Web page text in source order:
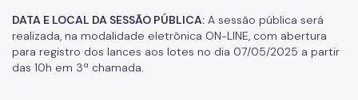
DATA E LOCAL DA SESSÃO PÚBLICA: A sessão pública será
realizada, na modalidade eletrônica ON-LINE, com abertura
para registro dos lances aos lotes no dia 07/05/2025 a partir
das 10h em 3ª chamada.